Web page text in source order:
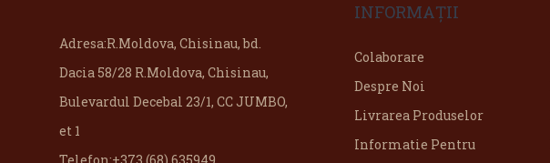
Adresa:R.Moldova, Chisinau, bd.
Dacia 58/28 R.Moldova, Chisinau,
Bulevardul Decebal 23/1, CC JUMBO,
et 1
INFORMAŢII
Colaborare
Despre Noi
Livrarea Produselor
Informatie Pentru